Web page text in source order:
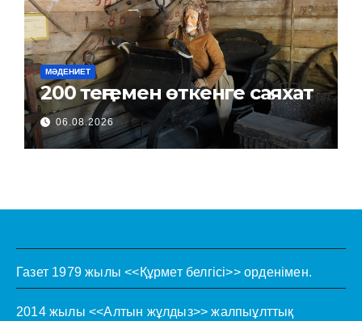
МӘДЕНИЕТ
200 теңгемен өткенге саяхат
06.08.2026
Газет 1979 жылы <<Құрмет белгісі>> орденімен.
2014 жылы <<Алтын жұлдыз>> жалпыұлттық